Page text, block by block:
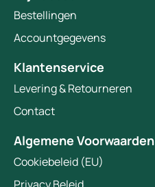
Bestellingen
Accountgegevens
Klantenservice
Levering & Retourneren
Contact
Algemene Voorwaarden
Cookiebeleid (EU)